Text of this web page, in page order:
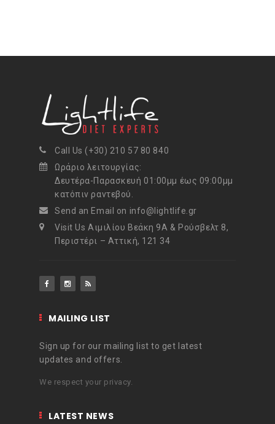
Call Us (+30) 210 57 80 840
Ωράριο λειτουργίας:
Δευτέρα-Παρασκευή 01:00μμ έως 09:00μμ
κατόπιν ραντεβού.
Send an Email on info@lightlife.gr
Visit Us Αιμιλίου Βεάκη 9Α & Ρούσβελτ 8,
Περιστέρι – Αττική, 121 34
MAILING LIST
Sign up for our mailing list to get latest
updates and offers.
We respect your privacy.
LATEST NEWS